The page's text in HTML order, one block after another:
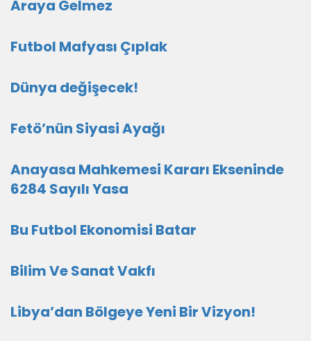
Araya Gelmez
Futbol Mafyası Çıplak
Dünya değişecek!
Fetö’nün Siyasi Ayağı
Anayasa Mahkemesi Kararı Ekseninde
6284 Sayılı Yasa
Bu Futbol Ekonomisi Batar
Bilim Ve Sanat Vakfı
Libya’dan Bölgeye Yeni Bir Vizyon!